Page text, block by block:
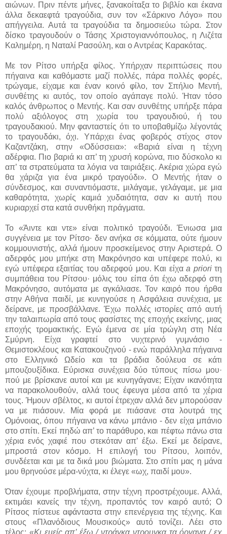
αιώνων. Πριν πέντε μήνες, ξανακοίταξα το βιβλίο και έκανα
άλλα δεκαεφτά τραγούδια, συν τον «Σάρκινο Λόγο» που
απήγγειλα. Αυτά τα τραγούδια τα δημοσιεύω τώρα. Στον
δίσκο τραγουδούν ο Τάσης Χριστογιαννόπουλος, η Λιζέτα
Καλημέρη, η Ναταλί Ρασούλη, και ο Αντρέας Καρακότας.
Με τον Ρίτσο υπήρξα φίλος. Υπήρχαν περιπτώσεις που
πήγαινα και καθόμαστε μαζί πολλές, πάρα πολλές φορές,
τρώγαμε, είχαμε και έναν κοινό φίλο, τον Σπήλιο Μεντή,
συνθέτης κι αυτός, τον οποίο αγάπαγε πολύ. Ήταν τόσο
καλός άνθρωπος ο Μεντής. Και σαν συνθέτης υπήρξε πάρα
πολύ αξιόλογος στη χωρία του τραγουδιού, ή του
τραγουδακιού. Μην φανταστείς ότι το υποβαθμίζω λέγοντάς
το τραγουδάκι, όχι. Υπάρχει ένας φοβερός στίχος στον
Καζαντζάκη, στην «Οδύσσεια»: «Βαριά είναι η τέχνη
αδέρφια. Πιο βαριά κι απ’ τη χρυσή κορώνα, πιο δύσκολο κι
απ’ τα στρατεύματα τα λόγια να ταιριάξεις. Ακέρια χώρα εγώ
θα χάριζα για ένα μικρό τραγούδι». Ο Μεντής ήταν ο
σύνδεσμος, και συναντιόμαστε, μιλάγαμε, γελάγαμε, με μια
καθαρότητα, χωρίς καμιά χυδαιότητα, σαν κι αυτή που
κυριαρχεί στα κατά συνθήκη πράγματα.
Το «Άιντε και ντε» είναι πολιτικό τραγούδι. Ένιωσα μια
συγγένεια με τον Ρίτσο∙ δεν ανήκα σε κόμματα, ούτε ήμουν
κομμουνιστής, αλλά ήμουν προσκείμενος στην Αριστερά. Ο
αδερφός μου μπήκε στη Μακρόνησο και υπέφερε πολύ, κι
εγώ υπέφερα εξαιτίας του αδερφού μου. Και είχα a priori τη
συμπάθεια του Ρίτσου· μόλις του είπα ότι έχω αδερφό στη
Μακρόνησο, αυτόματα με αγκάλιασε. Τον καιρό που ήρθα
στην Αθήνα παιδί, με κυνηγούσε η Ασφάλεια συνέχεια, με
δείρανε, με προσβάλλανε. Έχω πολλές ιστορίες από αυτή
την ταλαιπωρία από τους φασίστες της εποχής εκείνης, μιας
εποχής τρομακτικής. Εγώ έμενα σε μία τρώγλη στη Νέα
Σμύρνη. Είχα γραφτεί στο νυχτερινό γυμνάσιο -
Θεμιστοκλέους και Κατακουζηνού - ενώ παράλληλα πήγαινα
στο Ελληνικό Ωδείο και τα βράδια δούλευα σε κάτι
μπουζουξίδικα. Εύρισκα συνέχεια δύο τύπους πίσω μου·
πού με βρίσκανε αυτοί και με κυνηγάγανε; Είχαν ικανότητα
να παρακολουθούν, αλλά τους έφευγα μέσα από τα χέρια
τους. Ήμουν σβέλτος, κι αυτοί έτρεχαν αλλά δεν μπορούσαν
να με πιάσουν. Μία φορά με πιάσανε στα λουτρά της
Ομόνοιας, όπου πήγαινα να κάνω μπάνιο - δεν είχα μπάνιο
στο σπίτι. Εκεί πηδώ απ’ το παράθυρο, και πέφτω πάνω στα
χέρια ενός χαφιέ που στεκόταν απ’ έξω. Εκεί με δείρανε,
μπροστά στον κόσμο. Η επιλογή του Ρίτσου, λοιπόν,
συνδέεται και με τα δικά μου βιώματα. Στο σπίτι μας η μάνα
μου θρηνούσε μέρα-νύχτα, κι έλεγε «ωχ, παιδί μου».
Όταν έχουμε προβλήματα, στην τέχνη προστρέχουμε. Αλλά,
εκτιμάει κανείς την τέχνη, προπαντός τον καιρό αυτό; Ο
Ρίτσος πίστευε αφάνταστα στην επενέργεια της τέχνης. Και
στους «Πλανόδιους Μουσικούς» αυτό τονίζει. Λέει στο